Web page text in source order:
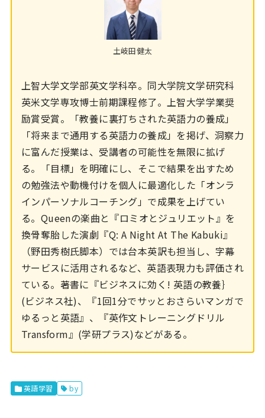
土岐田健太
上智大学文学部英文学科卒。同大学院文学研究科
英米文学専攻博士前期課程修了。上智大学学業奨
励賞受賞。「教養に裏打ちされた英語力の養成」
「将来まで通用する英語力の養成」を掲げ、洞察力
に富んだ授業は、受講者の可能性を無限に拡げ
る。「目標」を明確にし、そこで結果を出すため
の勉強法や動機付けを個人に最適化した「オンラ
インパーソナルコーチング」で成果を上げてい
る。Queenの楽曲と『ロミオとジュリエット』を
換骨奪胎した演劇『Q: A Night At The Kabuki』
（野田秀樹氏脚本）では台本英訳も担当し、字幕
サービスに活用されるなど、英語表現力も評価され
ている。著書に『ビジネスに効く! 英語の教養｝
(ビジネス社)、『1回1分でサッとおさらいマンガで
ゆるっと英語』、『英作文トレーニングドリル
Transform』(学研プラス)などがある。
英語学習 by